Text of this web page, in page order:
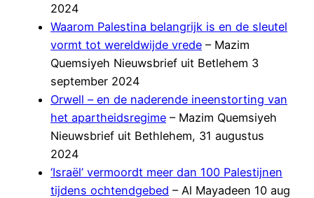
2024
Waarom Palestina belangrijk is en de sleutel
vormt tot wereldwijde vrede – Mazim
Quemsiyeh Nieuwsbrief uit Betlehem 3
september 2024
Orwell – en de naderende ineenstorting van
het apartheidsregime – Mazim Quemsiyeh
Nieuwsbrief uit Bethlehem, 31 augustus
2024
‘Israël’ vermoordt meer dan 100 Palestijnen
tijdens ochtendgebed – Al Mayadeen 10 aug